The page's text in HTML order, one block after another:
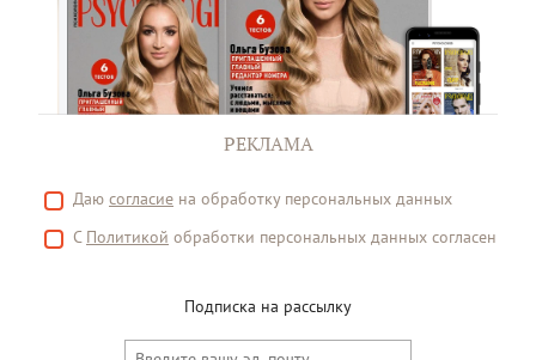
РЕКЛАМА
Даю согласие на обработку персональных данных
С Политикой обработки персональных данных согласен
Подписка на рассылку